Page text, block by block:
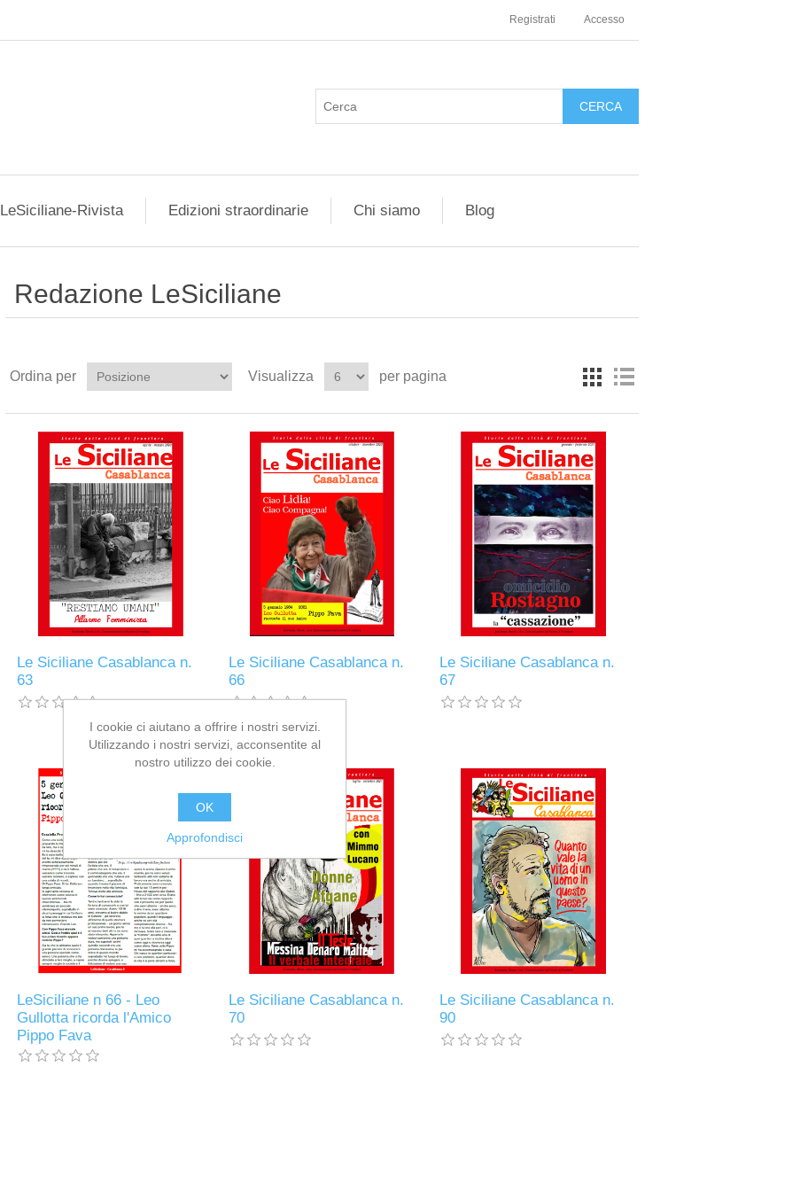
Registrati Accesso
LeSiciliane-Rivista Edizioni straordinarie Chi siamo Blog
Redazione LeSiciliane
Ordina per Visualizza per pagina
Le Siciliane Casablanca n.
63
Le Siciliane Casablanca n.
66
Le Siciliane Casablanca n.
67
LeSiciliane n 66 - Leo
Gullotta ricorda l'Amico
Pippo Fava
Le Siciliane Casablanca n.
70
Le Siciliane Casablanca n.
90
I cookie ci aiutano a offrire i nostri servizi.
Utilizzando i nostri servizi, acconsentite al
nostro utilizzo dei cookie.
OK
Approfondisci